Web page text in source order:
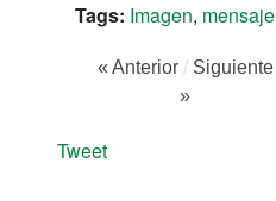
Tags: Imagen, mensaje
« Anterior / Siguiente
»
Tweet